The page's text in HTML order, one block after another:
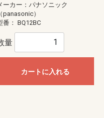
ーカー：パナソニック
（panasonic）
番： BQ12BC
量
カートに入れる